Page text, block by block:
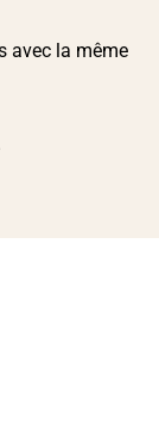
avec la même